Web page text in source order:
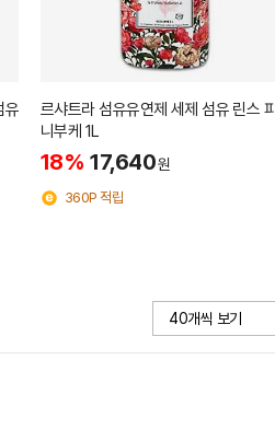
유
르샤트라 섬유유연제 세제 섬유 린스
니부케 1L
18% 17,640원
360P 적립